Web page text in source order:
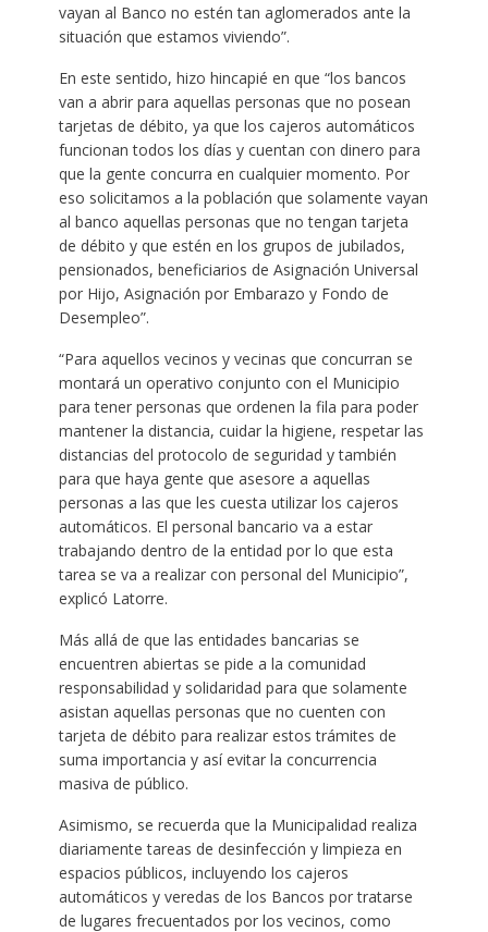
vayan al Banco no estén tan aglomerados ante la
situación que estamos viviendo”.
En este sentido, hizo hincapié en que “los bancos
van a abrir para aquellas personas que no posean
tarjetas de débito, ya que los cajeros automáticos
funcionan todos los días y cuentan con dinero para
que la gente concurra en cualquier momento. Por
eso solicitamos a la población que solamente vayan
al banco aquellas personas que no tengan tarjeta
de débito y que estén en los grupos de jubilados,
pensionados, beneficiarios de Asignación Universal
por Hijo, Asignación por Embarazo y Fondo de
Desempleo”.
“Para aquellos vecinos y vecinas que concurran se
montará un operativo conjunto con el Municipio
para tener personas que ordenen la fila para poder
mantener la distancia, cuidar la higiene, respetar las
distancias del protocolo de seguridad y también
para que haya gente que asesore a aquellas
personas a las que les cuesta utilizar los cajeros
automáticos. El personal bancario va a estar
trabajando dentro de la entidad por lo que esta
tarea se va a realizar con personal del Municipio”,
explicó Latorre.
Más allá de que las entidades bancarias se
encuentren abiertas se pide a la comunidad
responsabilidad y solidaridad para que solamente
asistan aquellas personas que no cuenten con
tarjeta de débito para realizar estos trámites de
suma importancia y así evitar la concurrencia
masiva de público.
Asimismo, se recuerda que la Municipalidad realiza
diariamente tareas de desinfección y limpieza en
espacios públicos, incluyendo los cajeros
automáticos y veredas de los Bancos por tratarse
de lugares frecuentados por los vecinos, como